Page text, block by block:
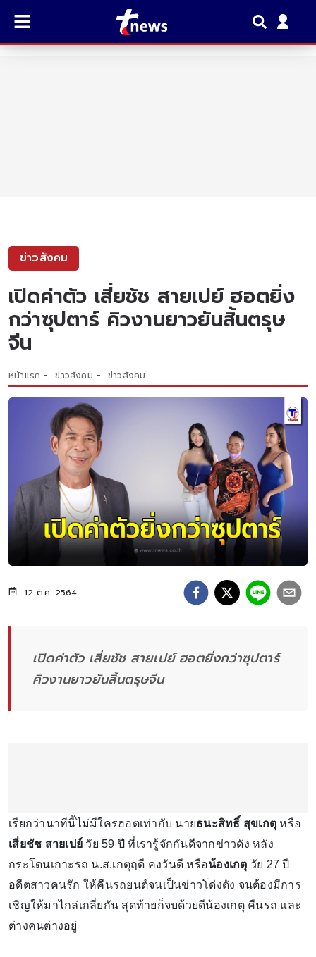
ข่าวสังคม
เปิดค่าตัว เสี่ยชัช สายเปย์ ฮอตยิ่ง
กว่าซุปตาร์ คิวงานยาวยันสิ้นตรุษ
จีน
หน้าแรก ข่าวสังคม ข่าวสังคม
12 ต.ค. 2564
เปิดค่าตัว เสี่ยชัช สายเปย์ ฮอตยิ่งกว่าซุปตาร์
คิวงานยาวยันสิ้นตรุษจีน
เรียกว่านาทีนี้ไม่มีใครฮอตเท่ากับ นายธนะสิทธิ์ สุขเกตุ หรือ
เสี่ยชัช สายเปย์ วัย 59 ปี ที่เรารู้จักกันดีจากข่าวดัง หลัง
กระโดนเกาะรถ น.ส.เกตุฤดี คงวันดี หรือน้องเกตุ วัย 27 ปี
อดีตสาวคนรัก ให้คืนรถยนต์จนเป็นข่าวโด่งดัง จนต้องมีการ
เชิญให้มาไกล่เกลี่ยกัน สุดท้ายก็จบด้วยดีน้องเกตุ คืนรถ และ
ต่างคนต่างอยู่